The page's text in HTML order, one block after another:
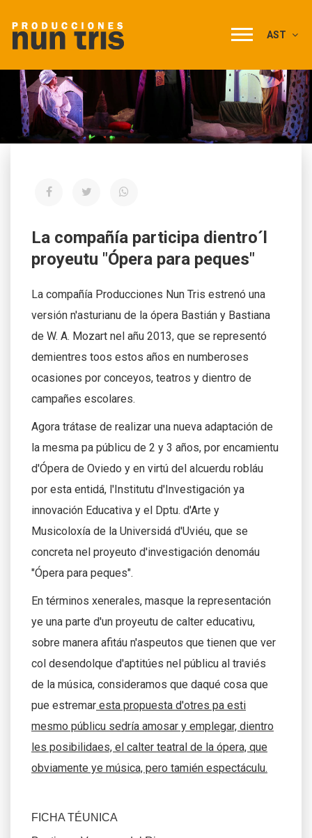
AST
La compañía participa dientro´l
proyeutu "Ópera para peques"
La compañía Producciones Nun Tris estrenó una
versión n'asturianu de la ópera Bastián y Bastiana
de W. A. Mozart nel añu 2013, que se representó
demientres toos estos años en numberoses
ocasiones por conceyos, teatros y dientro de
campañes escolares.
Agora trátase de realizar una nueva adaptación de
la mesma pa públicu de 2 y 3 años, por encamientu
d'Ópera de Oviedo y en virtú del alcuerdu robláu
por esta entidá, l'Institutu d'Investigación ya
innovación Educativa y el Dptu. d'Arte y
Musicoloxía de la Universidá d'Uviéu, que se
concreta nel proyeuto d'investigación denomáu
"Ópera para peques".
En términos xenerales, masque la representación
ye una parte d'un proyeutu de calter educativu,
sobre manera afitáu n'aspeutos que tienen que ver
col desendolque d'aptitúes nel públicu al traviés
de la música, consideramos que daqué cosa que
pue estremar esta propuesta d'otres pa esti
mesmo públicu sedría amosar y emplegar, dientro
les posibilidaes, el calter teatral de la ópera, que
obviamente ye música, pero tamién espectáculu.
FICHA TÉUNICA